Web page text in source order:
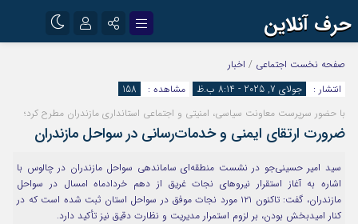
حرف آنلاین
اینستاگرام
آپارات
رمز عبور
مرا به خاطر بسپار
صفحه نخست اجتماعی / اخبار
انتشار :
جولای 7, 2025 - 8:14 ب.ظ مشاهده :
158
با حضور سرپرست معاونت سیاسی، امنیتی و اجتماعی استانداری مازندران مطرح کرد؛
ضرورت ارتقای ایمنی و خدمات‌رسانی در سواحل مازندران
سید امیر حسینی‌جو در نشست منطقه‌ای ساماندهی سواحل مازندران در چالوس با
اشاره به آغاز استقرار نیروهای نجات غریق از دهم خردادماه امسال در سواحل
مازندران، گفت: تاکنون ۱۲۱ مورد نجات موفق در سواحل استان ثبت شده است که در
کنار امیدبخش بودن، بر لزوم استمرار مدیریت و نظارت دقیق نیز تأکید دارد.